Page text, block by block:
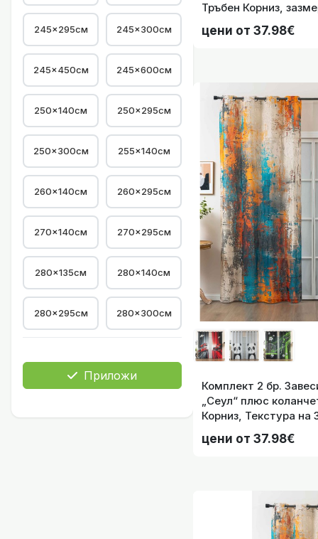
245×295см 245×300см
245×450см 245×600см
250×140см 250×295см
250x300см 255×140см
260×140см 260×295см
270×140см 270×295см
280×135см 280×140см
280×295см 280×300см
Приложи
Тръбен Корниз,
код-2024120-2-003
цени от 37.98€
Комплект 2 бр.
„Сеул“ плюс
Корниз, Текстура на
цени от 37.98€
Светеща през
Светеща през
Готова Завеса